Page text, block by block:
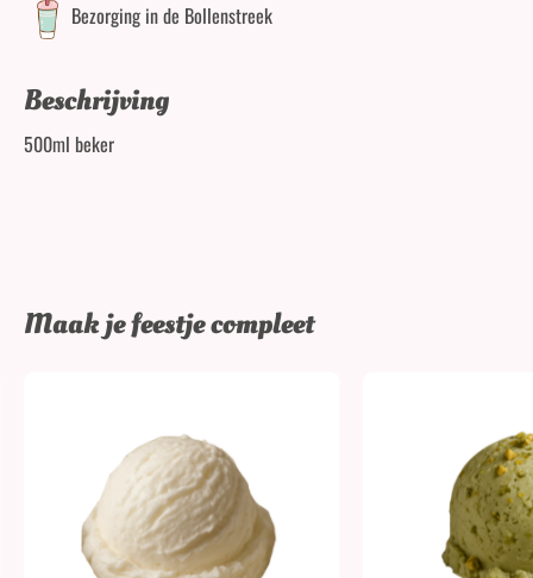
Bezorging in de Bollenstreek
Beschrijving
500ml beker
Maak je feestje compleet